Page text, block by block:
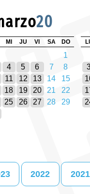
20
MI JU VI SA DO
1
4 5 6 7
8
11 12 13 14
15
18 19 20 21
22
25 26 27 28
29
2022 2021